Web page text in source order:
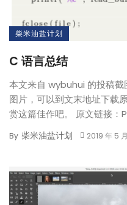
柴米油盐计划
C 语言总结
本文来自 wybuhui 的投稿截
图片，可以到文末地址下载
赏这篇佳作吧。 原文链接
By 柴米油盐计划 2019 年 5